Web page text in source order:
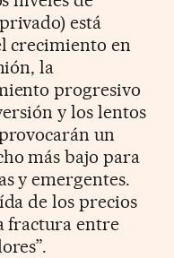
está
crecimiento en
la
progresivo
y los lentos
un
más bajo para
y emergentes.
de los precios
fractura entre